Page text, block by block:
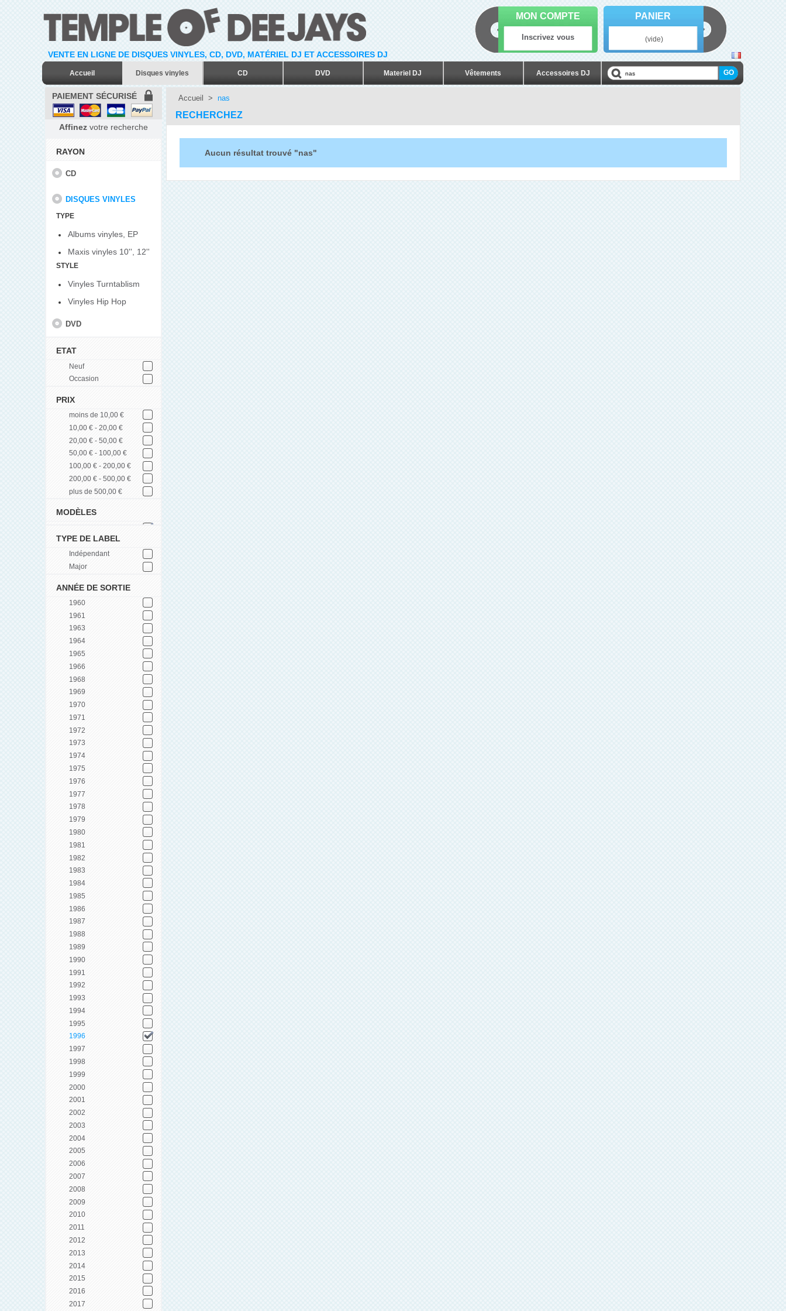
VENTE EN LIGNE DE DISQUES VINYLES, CD, DVD, MATÉRIEL DJ ET ACCESSOIRES DJ
Accueil Disques vinyles CD DVD Materiel DJ Vêtements Accessoires DJ
MON COMPTE
Inscrivez vous
PANIER
(vide)
PAIEMENT SÉCURISÉ
Affinez votre recherche
RAYON
CD
DISQUES VINYLES
TYPE
Albums vinyles, EP
Maxis vinyles 10'', 12''
STYLE
Vinyles Turntablism
Vinyles Hip Hop
DVD
ETAT
Neuf
Occasion
PRIX
moins de 10,00 €
10,00 € - 20,00 €
20,00 € - 50,00 €
50,00 € - 100,00 €
100,00 € - 200,00 €
200,00 € - 500,00 €
plus de 500,00 €
MODÈLES
TYPE DE LABEL
Indépendant
Major
ANNÉE DE SORTIE
1960
1961
1963
1964
1965
1966
1968
1969
1970
1971
1972
1973
1974
1975
1976
1977
1978
1979
1980
1981
1982
1983
1984
1985
1986
1987
1988
1989
1990
1991
1992
1993
1994
1995
1996
1997
1998
1999
2000
2001
2002
2003
2004
2005
2006
2007
2008
2009
2010
2011
2012
2013
2014
2015
2016
2017
Accueil > nas
RECHERCHEZ
Aucun résultat trouvé "nas"